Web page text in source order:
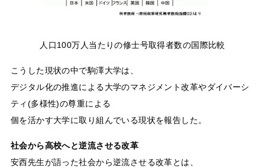
人口100万人当たりの修士号取得者数の国際比較
こうした現状の中で駒澤大学は、
デジタル化の推進による大学のマネジメント改革やダイバーシ
ティ(多様性)の尊重による
個を活かす大学に取り組んでいる現状を報告した。
社会から高校へと逆流させる改革
安西先生が語った社会から逆流させる改革とは、